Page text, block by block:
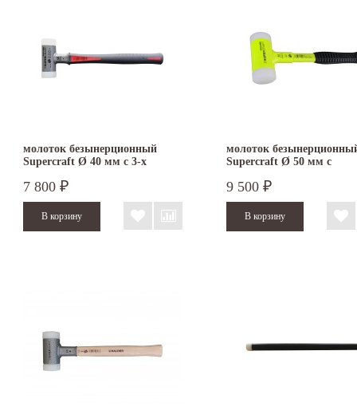
молоток безынерционный
Supercraft Ø 40 мм с 3-х
3389.040
7 800 ₽
молоток
Supercraft Ø 50 мм с
3377.150
9 500 ₽